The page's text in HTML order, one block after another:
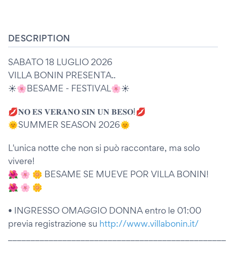
DESCRIPTION
SABATO 18 LUGLIO 2026
VILLA BONIN PRESENTA..
☀️🌸BESAME - FESTIVAL🌸☀️
💋𝐍𝐎 𝐄𝐒 𝐕𝐄𝐑𝐀𝐍𝐎 𝐒𝐈𝐍 𝐔𝐍 𝐁𝐄𝐒𝐎!💋
🌞SUMMER SEASON 2026🌞
L'unica notte che non si può raccontare, ma solo
vivere!
🌺 🌸 🌼 BESAME SE MUEVE POR VILLA BONIN!
🌺 🌸 🌼
• INGRESSO OMAGGIO DONNA entro le 01:00
previa registrazione su http://www.villabonin.it/